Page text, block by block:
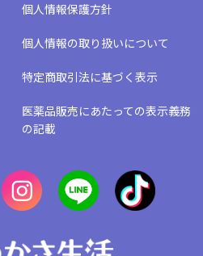
個人情報保護方針
個人情報の取り扱いについて
特定商取引法に基づく表示
医薬品販売にあたっての表示義務
の記載